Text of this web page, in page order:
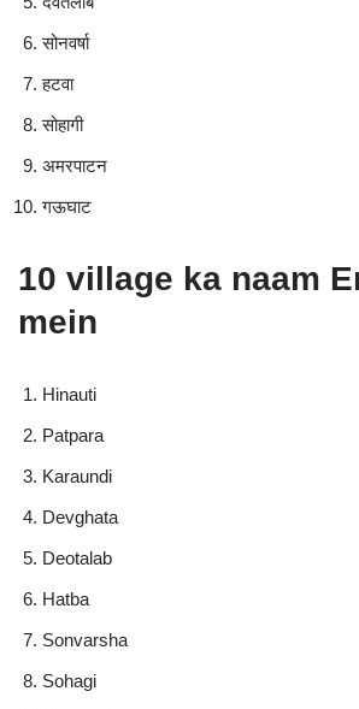
सोनवर्षा
हटवा
सोहागी
अमरपाटन
गऊघाट
10 village ka naam
mein
Hinauti
Patpara
Karaundi
Devghata
Deotalab
Hatba
Sonvarsha
Sohagi